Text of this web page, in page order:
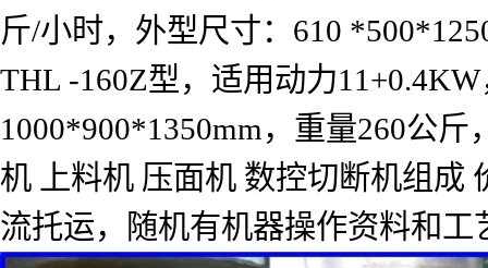
斤/小时，外型尺寸： 610
THL -160Z型，适用动力11+0.4KW
1000*900*1350mm ，重量260公斤
机
上料机 压面机 数控切断机组成
流托运，随机有机器操作资料和工